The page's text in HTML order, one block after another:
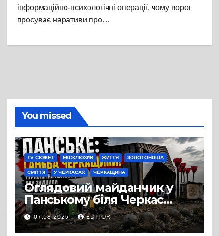
інформаційно-психологічні операції, чому ворог
просуває наративи про…
You missed
TV СЮЖЕТ ЕКСКЛЮЗИВ ЖИТТЯ ЗОЛОТОНОША
СМІТТЯ У ЧЕРКАСАХ ЧЕРКАЩИНА
Оглядовий майданчик у
Панському біля Черкас
перетворився на занедбане
сміттєзвалище
07.08.2026 EDITOR